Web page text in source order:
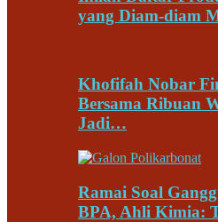
yang Diam-diam
Khofifah Nobar
Bersama Ribuan
Jadi…
Ramai Soal
BPA, Ahli Kimia: